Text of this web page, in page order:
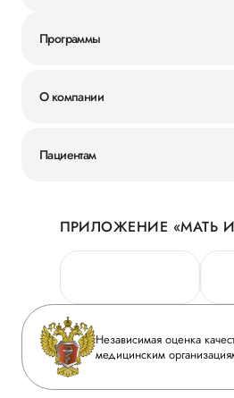
Программы
О компании
Новости
Руководство
Сотрудничество
Инвесторам
Журнал «Мать и дитя»
Вакансии
Пациентам
Личный кабинет
Персональные данные
Горячая линия качества
Вопрос-ответ
Приложение пациента
Статьи
ПРИЛОЖЕНИЕ «МАТЬ
Независимая оценка
медицинским